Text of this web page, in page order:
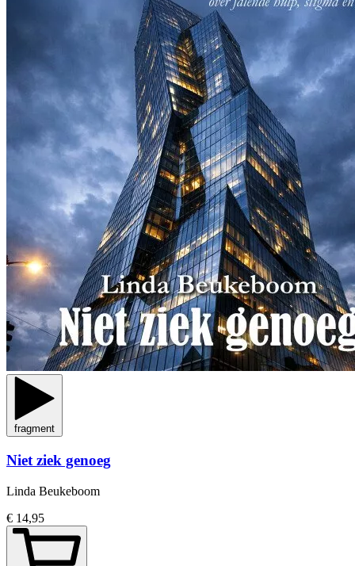
fragment
Niet ziek genoeg
Linda Beukeboom
€ 14,95